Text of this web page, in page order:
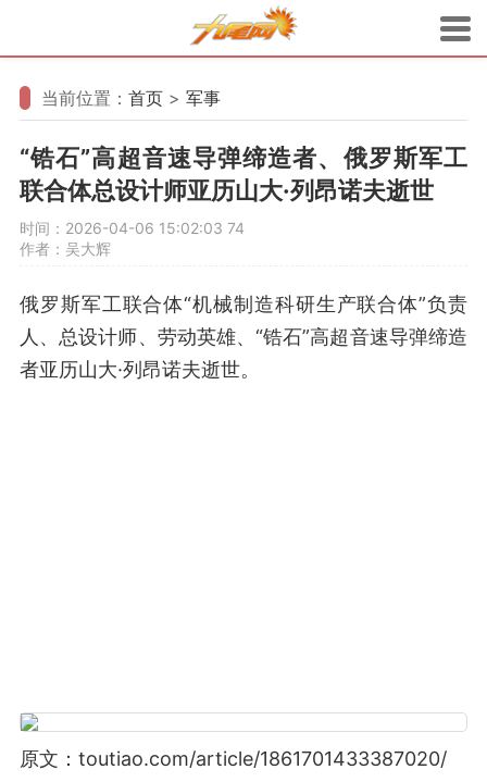
当前位置： 首页 > 军事
“锆石”高超音速导弹缔造者、俄罗斯军工
联合体总设计师亚历山大·列昂诺夫逝世
时间：2026-04-06 15:02:03 74
作者：吴大辉
俄罗斯军工联合体“机械制造科研生产联合体”负责
人、总设计师、劳动英雄、“锆石”高超音速导弹缔造
者亚历山大·列昂诺夫逝世。
原文：toutiao.com/article/1861701433387020/